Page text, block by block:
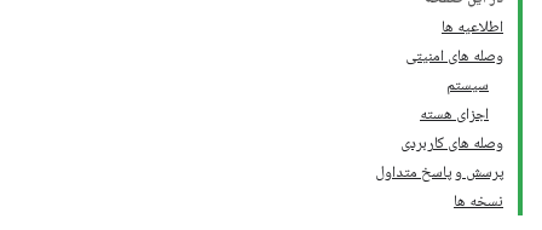
اطلاعیه ها
وصله های امنیتی
سیستم
اجزای هسته
وصله های کاربردی
پرسش و پاسخ متداول
نسخه ها